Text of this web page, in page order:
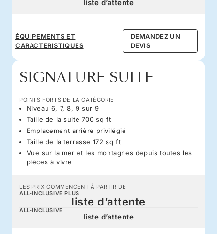
liste d’attente
ÉQUIPEMENTS ET
CARACTÉRISTIQUES
DEMANDEZ UN
DEVIS
SIGNATURE SUITE
POINTS FORTS DE LA CATÉGORIE
Niveau 6, 7, 8, 9 sur 9
Taille de la suite 700 sq ft
Emplacement arrière privilégié
Taille de la terrasse 172 sq ft
Vue sur la mer et les montagnes depuis toutes les
pièces à vivre
LES PRIX COMMENCENT À PARTIR DE
ALL-INCLUSIVE PLUS
liste d’attente
ALL-INCLUSIVE
liste d’attente